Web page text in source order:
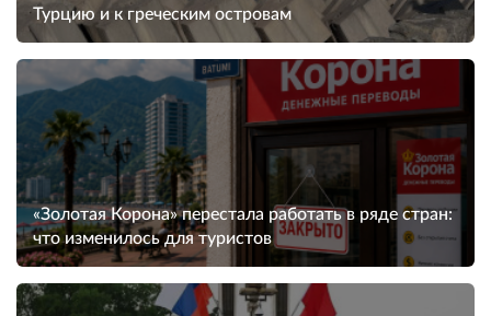
Турцию и к греческим островам
«Золотая Корона» перестала работать в ряде стран:
что изменилось для туристов